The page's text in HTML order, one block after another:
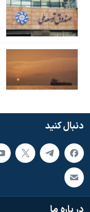
دنبال کنید